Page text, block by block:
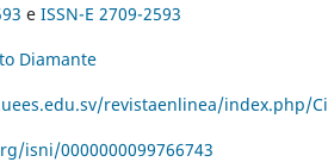
e ISSN-E 2709-2593
Diamante
revistaenlinea/index.php/
isni/0000000099766743